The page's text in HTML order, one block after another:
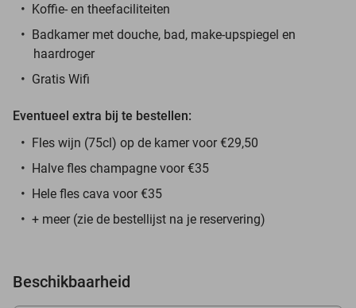
Koffie- en theefaciliteiten
Badkamer met douche, bad, make-upspiegel en
haardroger
Gratis Wifi
Eventueel extra bij te bestellen:
Fles wijn (75cl) op de kamer voor €29,50
Halve fles champagne voor €35
Hele fles cava voor €35
+ meer (zie de bestellijst na je reservering)
Beschikbaarheid